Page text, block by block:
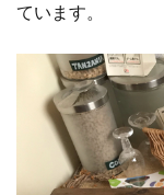
ています。